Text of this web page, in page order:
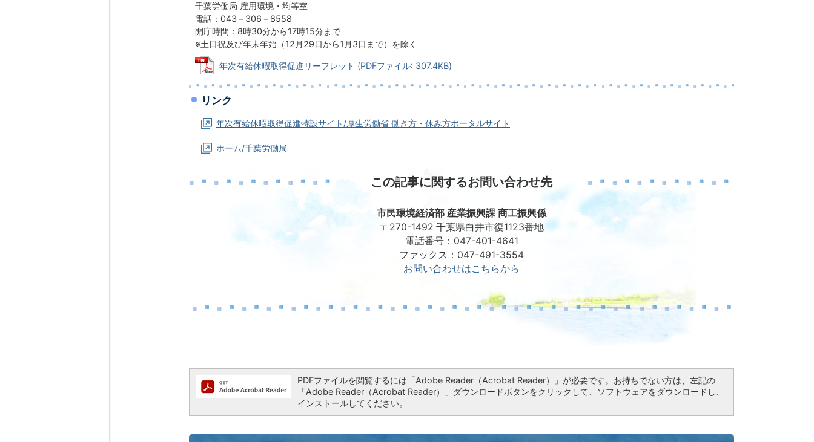
千葉労働局 雇用環境・均等室
電話：043－306－8558
開庁時間：8時30分から17時15分まで
※土日祝及び年末年始（12月29日から1月3日まで）を除く
年次有給休暇取得促進リーフレット (PDFファイル: 307.4KB)
リンク
年次有給休暇取得促進特設サイト/厚生労働省 働き方・休み方ポータルサイト
ホーム/千葉労働局
この記事に関するお問い合わせ先
市民環境経済部 産業振興課 商工振興係
〒270-1492 千葉県白井市復1123番地
電話番号：047-401-4641
ファックス：047-491-3554
お問い合わせはこちらから
PDFファイルを閲覧するには「Adobe Reader（Acrobat Reader）」が必要です。お持ちでない方は、左記の
「Adobe Reader（Acrobat Reader）」ダウンロードボタンをクリックして、ソフトウェアをダウンロードし、
インストールしてください。